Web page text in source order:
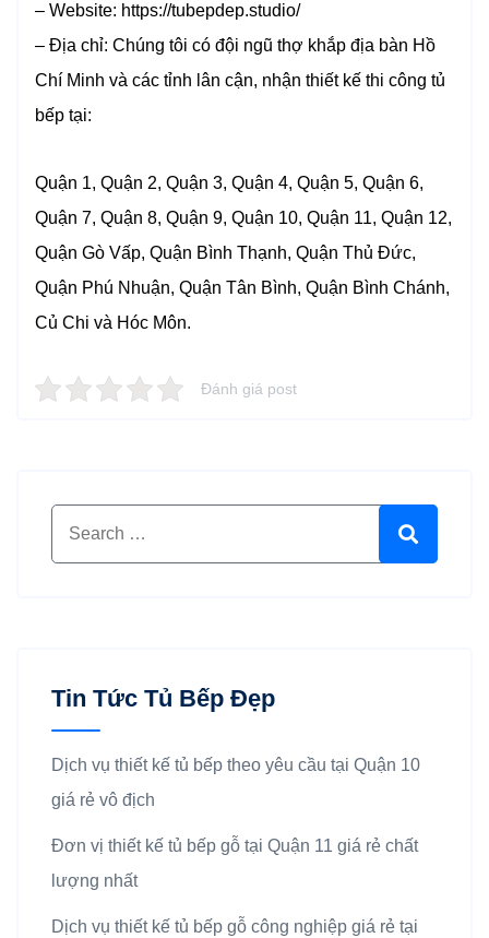
– Website: https://tubepdep.studio/
– Địa chỉ: Chúng tôi có đội ngũ thợ khắp địa bàn Hồ
Chí Minh và các tỉnh lân cận, nhận thiết kế thi công tủ
bếp tại:
Quận 1, Quận 2, Quận 3, Quận 4, Quận 5, Quận 6,
Quận 7, Quận 8, Quận 9, Quận 10, Quận 11, Quận 12,
Quận Gò Vấp, Quận Bình Thạnh, Quận Thủ Đức,
Quận Phú Nhuận, Quận Tân Bình, Quận Bình Chánh,
Củ Chi và Hóc Môn.
Đánh giá post
Tin Tức Tủ Bếp Đẹp
Dịch vụ thiết kế tủ bếp theo yêu cầu tại Quận 10
giá rẻ vô địch
Đơn vị thiết kế tủ bếp gỗ tại Quận 11 giá rẻ chất
lượng nhất
Dịch vụ thiết kế tủ bếp gỗ công nghiệp giá rẻ tại